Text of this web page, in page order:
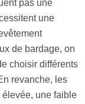
pas une
une
de bardage, on
choisir différents
revanche, les
une faible